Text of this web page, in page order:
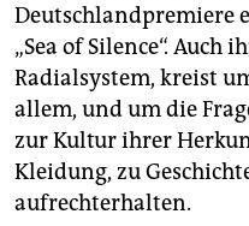
Deutschlandpremiere
„Sea of Silence“.
Radialsystem, kreist
allem, und um die
zur Kultur ihrer
Kleidung, zu
aufrechterhalten.